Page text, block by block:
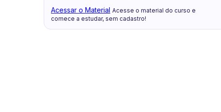
Acessar o Material Acesse o material do curso e
comece a estudar, sem cadastro!